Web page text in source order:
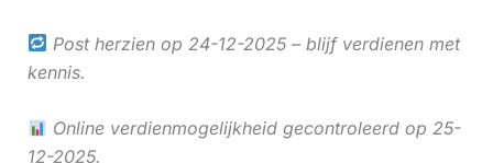
Post herzien op 24-12-2025 – blijf verdienen met
kennis.
Online verdienmogelijkheid gecontroleerd op 25-
12-2025.